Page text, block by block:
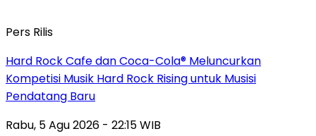
Pers Rilis
Hard Rock Cafe dan Coca-Cola® Meluncurkan
Kompetisi Musik Hard Rock Rising untuk Musisi
Pendatang Baru
Rabu, 5 Agu 2026 - 22:15 WIB